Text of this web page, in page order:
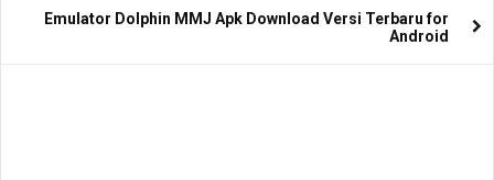
Emulator Dolphin MMJ Apk Download Versi Terbaru for
Android